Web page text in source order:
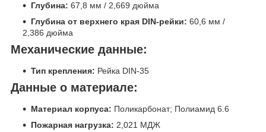
Глубина: 67,8 мм / 2,669 дюйма
Глубина от верхнего края DIN-рейки: 60,6 мм /
2,386 дюйма
Механические данные:
Тип крепления: Рейка DIN-35
Данные о материале:
Материал корпуса: Поликарбонат; Полиамид 6.6
Пожарная нагрузка: 2,021 МДЖ